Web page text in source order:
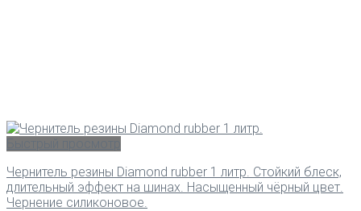
Чернитель резины Diamond rubber 1 литр. Стойкий блеск,
длительный эффект на шинах. Насыщенный чёрный цвет.
Чернение силиконовое.